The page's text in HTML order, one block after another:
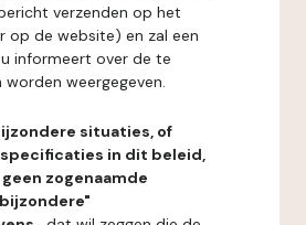
verzenden op het
op de website) en zal een
informeert over de te
weergegeven.
situaties, of
in dit beleid,
zogenaamde